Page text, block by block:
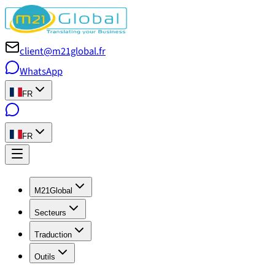
client@m21global.fr
WhatsApp
FR
FR
M21Global
Secteurs
Traduction
Outils